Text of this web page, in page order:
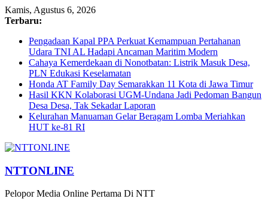
Kamis, Agustus 6, 2026
Terbaru:
Pengadaan Kapal PPA Perkuat Kemampuan Pertahanan
Udara TNI AL Hadapi Ancaman Maritim Modern
Cahaya Kemerdekaan di Nonotbatan: Listrik Masuk Desa,
PLN Edukasi Keselamatan
Honda AT Family Day Semarakkan 11 Kota di Jawa Timur
Hasil KKN Kolaborasi UGM-Undana Jadi Pedoman Bangun
Desa Desa, Tak Sekadar Laporan
Kelurahan Manuaman Gelar Beragam Lomba Meriahkan
HUT ke-81 RI
NTTONLINE
Pelopor Media Online Pertama Di NTT